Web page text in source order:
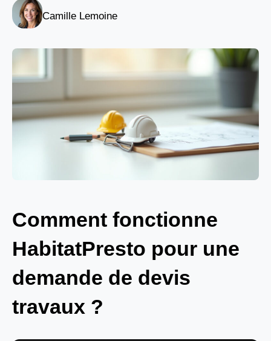
Camille Lemoine
Comment fonctionne
HabitatPresto pour une
demande de devis
travaux ?